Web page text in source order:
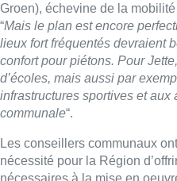
Groen), échevine de la
“Mais le plan est encore
lieux fort fréquentés devraient
confort pour piétons. Pour
d’écoles, mais aussi par
infrastructures sportives et aux
communale“.
Les conseillers communaux
nécessité pour la Région
nécessaires à la mise en